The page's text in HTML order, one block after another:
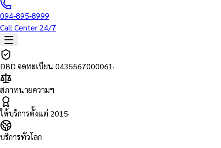
094-895-8999
Call Center 24/7
DBD จดทะเบียน 0435567000061·
สภาทนายความฯ·
ให้บริการตั้งแต่ 2015·
บริการทั่วโลก